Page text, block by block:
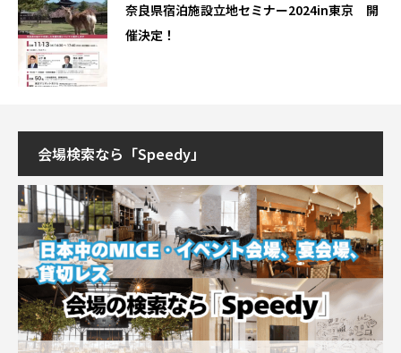
奈良県宿泊施設立地セミナー2024in東京 開
催決定！
会場検索なら「Speedy」